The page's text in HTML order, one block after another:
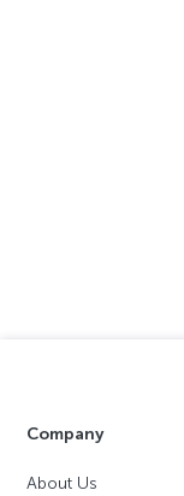
Company
About Us